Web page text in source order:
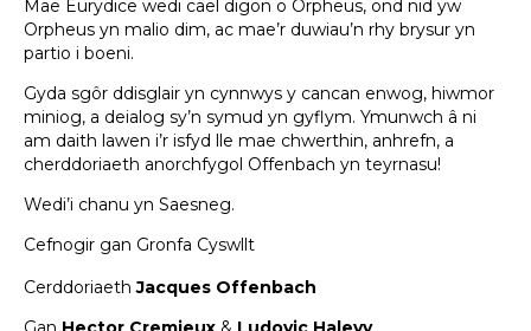
Mae Eurydice wedi cael digon o Orpheus, ond nid yw
Orpheus yn malio dim, ac mae’r duwiau’n rhy brysur yn
partio i boeni.
Gyda sgôr ddisglair yn cynnwys y cancan enwog, hiwmor
miniog, a deialog sy’n symud yn gyflym. Ymunwch â ni
am daith lawen i’r isfyd lle mae chwerthin, anhrefn, a
cherddoriaeth anorchfygol Offenbach yn teyrnasu!
Wedi’i chanu yn Saesneg.
Cefnogir gan Gronfa Cyswllt
CerddoriaethJacques Offenbach